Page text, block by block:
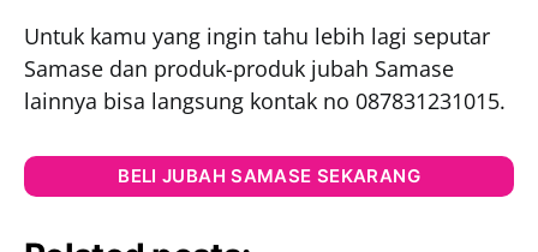
Untuk kamu yang ingin tahu lebih lagi seputar
Samase dan produk-produk jubah Samase
lainnya bisa langsung kontak no 087831231015.
BELI JUBAH SAMASE SEKARANG